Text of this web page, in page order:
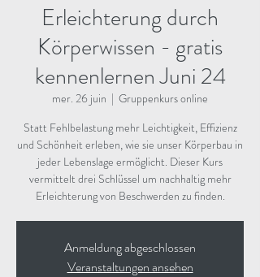
Erleichterung durch
Körperwissen - gratis
kennenlernen Juni 24
mer. 26 juin
  |
Gruppenkurs online
Statt Fehlbelastung mehr Leichtigkeit, Effizienz
und Schönheit erleben, wie sie unser Körperbau in
jeder Lebenslage ermöglicht. Dieser Kurs
vermittelt drei Schlüssel um nachhaltig mehr
Erleichterung von Beschwerden zu finden.
Anmeldung abgeschlossen
Veranstaltungen ansehen